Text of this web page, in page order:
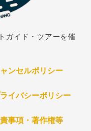
ガイド・ツアーを催
ンセルポリシー
イバシーポリシー
事項・著作権等